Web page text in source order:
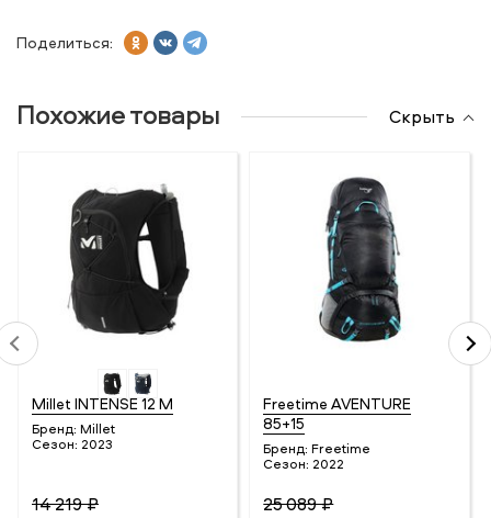
Поделиться:
Похожие товары Скрыть
Millet INTENSE 12 M
Бренд: Millet
Сезон: 2023
14 219 ₽
Freetime AVENTURE
85+15
Бренд: Freetime
Сезон: 2022
25 089 ₽